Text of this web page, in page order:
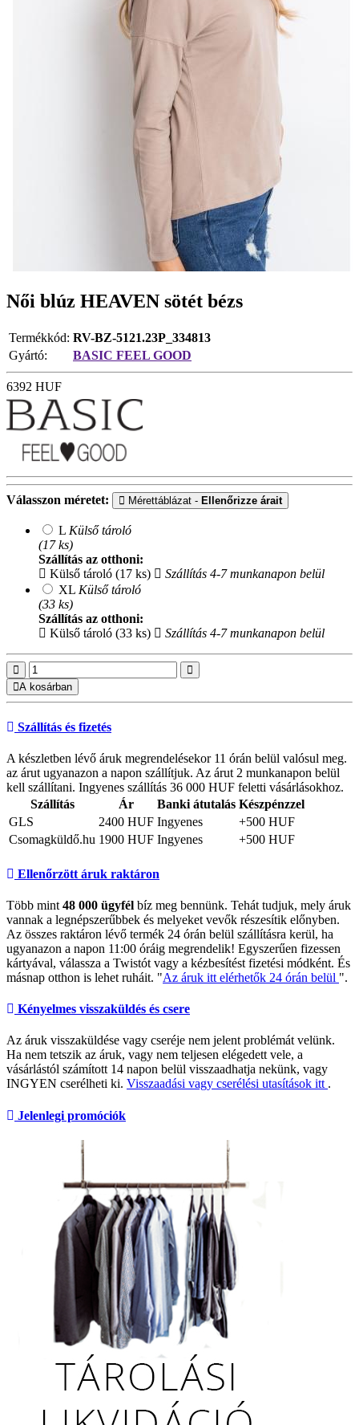
Női blúz HEAVEN sötét bézs
Termékkód: RV-BZ-5121.23P_334813
Gyártó:
BASIC FEEL GOOD
6392 HUF
Válasszon méretet: Mérettáblázat - Ellenőrizze árait
L Külső tároló
(17 ks)
Szállítás az otthoni:
Külső tároló (17 ks)
Szállítás 4-7 munkanapon belül
XL Külső tároló
(33 ks)
Szállítás az otthoni:
Külső tároló (33 ks)
Szállítás 4-7 munkanapon belül
A kosárban
Szállítás és fizetés
A készletben lévő áruk megrendelésekor 11 órán belül valósul meg.
az árut ugyanazon a napon szállítjuk. Az árut 2 munkanapon belül
kell szállítani. Ingyenes szállítás 36 000 HUF feletti vásárlásokhoz.
Szállítás
Ár Banki átutalás Készpénzzel
GLS
2400 HUF Ingyenes
+500 HUF
Csomagküldő.hu 1900 HUF Ingyenes +500 HUF
Ellenőrzött áruk raktáron
Több mint 48 000 ügyfél bíz meg bennünk. Tehát tudjuk, mely áruk
vannak a legnépszerűbbek és melyeket vevők részesítik előnyben.
Az összes raktáron lévő termék 24 órán belül szállításra kerül, ha
ugyanazon a napon 11:00 óráig megrendelik! Egyszerűen fizessen
kártyával, válassza a Twistót vagy a kézbesítést fizetési módként. És
másnap otthon is lehet ruháit. "Az áruk itt elérhetők 24 órán belül ".
Kényelmes visszaküldés és csere
Az áruk visszaküldése vagy cseréje nem jelent problémát velünk.
Ha nem tetszik az áruk, vagy nem teljesen elégedett vele, a
vásárlástól számított 14 napon belül visszaadhatja nekünk, vagy
INGYEN cserélheti ki. Visszaadási vagy cserélési utasítások itt .
Jelenlegi promóciók